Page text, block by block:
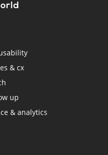
& cx
up
& analytics